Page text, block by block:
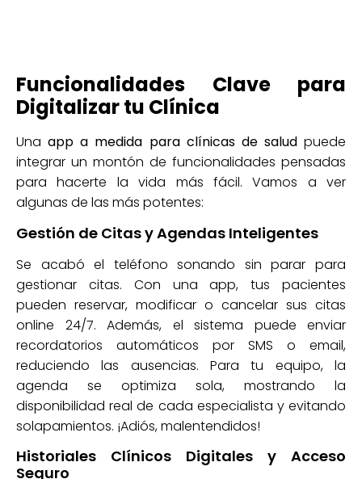
Funcionalidades Clave para
Digitalizar tu Clínica
Unaapp a medida para clínicas de saludpuede
integrar un montón de funcionalidades pensadas
para hacerte la vida más fácil. Vamos a ver
algunas de las más potentes:
Gestión de Citas y Agendas Inteligentes
Se acabó el teléfono sonando sin parar para
gestionar citas. Con una app, tus pacientes
pueden reservar, modificar o cancelar sus citas
online 24/7. Además, el sistema puede enviar
recordatorios automáticos por SMS o email,
reduciendo las ausencias. Para tu equipo, la
agenda se optimiza sola, mostrando la
disponibilidad real de cada especialista y evitando
solapamientos. ¡Adiós, malentendidos!
Historiales Clínicos Digitales y Acceso
Seguro